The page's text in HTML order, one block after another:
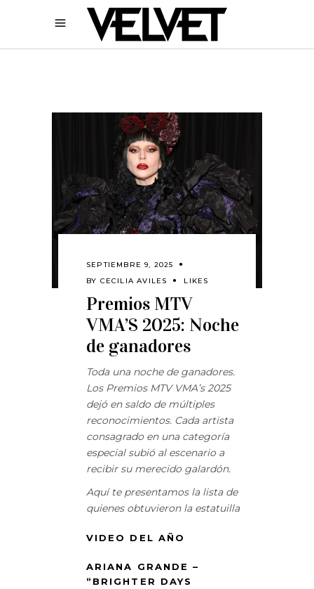
SEPTIEMBRE 9, 2025
BY CECILIA AVILES LIKES
Premios MTV
VMA’S 2025: Noche
de ganadores
Toda una noche de ganadores.
Los Premios MTV VMA’s 2025
dejó en saldo de múltiples
reconocimientos. Cada artista
consagrado en una categoría
especial subió al escenario a
recibir su merecido galardón.
Aquí te presentamos la lista de
quienes obtuvieron la estatuilla
VIDEO DEL AÑO
ARIANA GRANDE –
“BRIGHTER DAYS